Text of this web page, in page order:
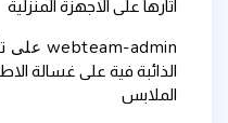
اثارها على الاجهزة المنزلية
webteam-admin على
الذائبة فية على غسالة
الملابس